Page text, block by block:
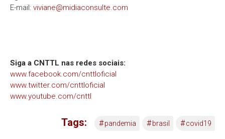
E-mail: viviane@midiaconsulte.com
Siga a CNTTL nas redes sociais:
www.facebook.com/cnttloficial
www.twitter.com/cnttloficial
www.youtube.com/cnttl
Tags: #pandemia #brasil #covid19